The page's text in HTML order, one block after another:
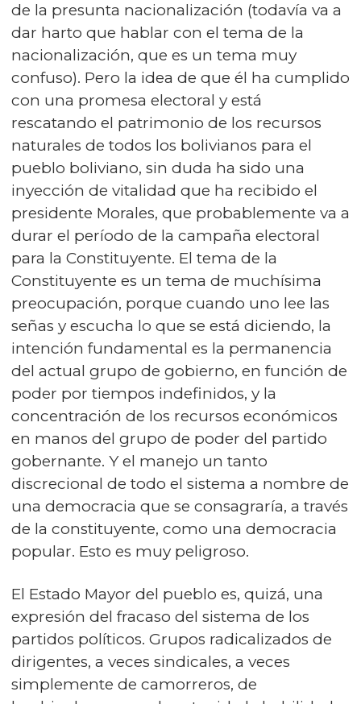
de la presunta nacionalización (todavía va a
dar harto que hablar con el tema de la
nacionalización, que es un tema muy
confuso). Pero la idea de que él ha cumplido
con una promesa electoral y está
rescatando el patrimonio de los recursos
naturales de todos los bolivianos para el
pueblo boliviano, sin duda ha sido una
inyección de vitalidad que ha recibido el
presidente Morales, que probablemente va a
durar el período de la campaña electoral
para la Constituyente. El tema de la
Constituyente es un tema de muchísima
preocupación, porque cuando uno lee las
señas y escucha lo que se está diciendo, la
intención fundamental es la permanencia
del actual grupo de gobierno, en función de
poder por tiempos indefinidos, y la
concentración de los recursos económicos
en manos del grupo de poder del partido
gobernante. Y el manejo un tanto
discrecional de todo el sistema a nombre de
una democracia que se consagraría, a través
de la constituyente, como una democracia
popular. Esto es muy peligroso.
El Estado Mayor del pueblo es, quizá, una
expresión del fracaso del sistema de los
partidos políticos. Grupos radicalizados de
dirigentes, a veces sindicales, a veces
simplemente de camorreros, de